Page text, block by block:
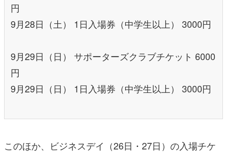
円
9月28日（土） 1日入場券（中学生以上） 3000円
9月29日（日） サポーターズクラブチケット 6000
円
9月29日（日） 1日入場券（中学生以上） 3000円
このほか、ビジネスデイ（26日・27日）の入場チケ